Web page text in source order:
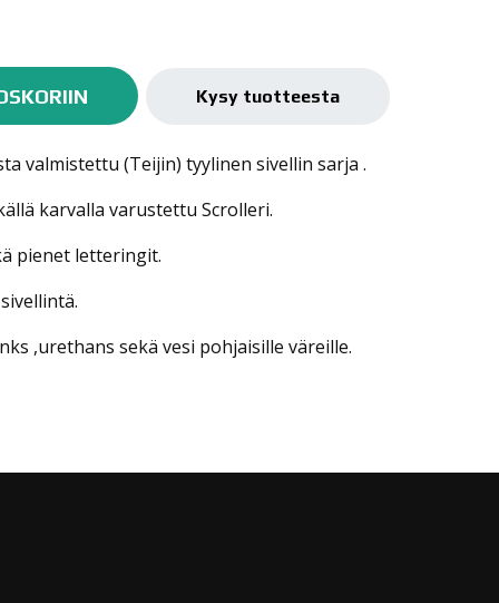
Kysy tuotteesta
valmistettu (Teijin) tyylinen sivellin sarja .
karvalla varustettu Scrolleri.
pienet letteringit.
,urethans sekä vesi pohjaisille väreille.